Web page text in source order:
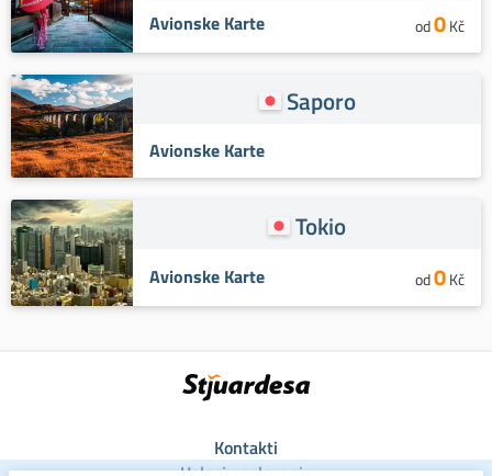
Avionske Karte od0Kč
Saporo
Avionske Karte
Tokio
Avionske Karte od0Kč
Kontakti